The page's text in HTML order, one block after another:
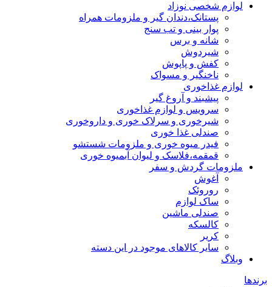
لوازم شخصی نوزاد
پستانک،دندان گیر و ملزومات همراه
پوار بینی و تب سنج
شانه و برس
شیردوش
کفش و پاپوش
ناخنگیر و مسواک
لوازم غذاخوری
پیشبند و آروغ گیر
سرویس و لوازم غذاخوری
شیرخوری و سرلاک خوری و داروخوری
صندلی غذا خوری
فیدر میوه خوری و ملزومات شستشو
قمقمه،فلاسک و لیوان آبمیوه خوری
ملزومات گردش و سفر
آغوش
روروئک
ساک لوازم
صندلی ماشین
کالسکه
کریر
سایر کالاهای موجود در این دسته
وبلاگ
برندها